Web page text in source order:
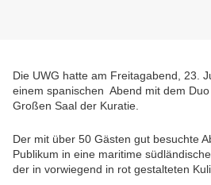
Die UWG hatte am Freitagabend, 23.
einem spanischen Abend mit dem Duo
Großen Saal der Kuratie.
Der mit über 50 Gästen gut besuchte
Publikum in eine maritime
der in vorwiegend in rot gestalteten